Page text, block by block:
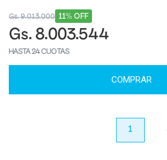
11% OFF
Gs. 9.013.000
Gs. 8.003.544
HASTA 24 CUOTAS
COMPRAR
1